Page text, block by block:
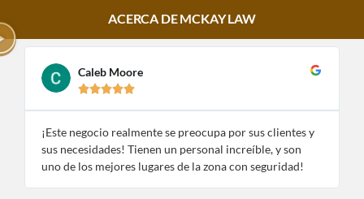
ACERCA DE MCKAY LAW
Caleb Moore

¡Este negocio realmente se preocupa por sus clientes y
sus necesidades! Tienen un personal increíble, y son
uno de los mejores lugares de la zona con seguridad!